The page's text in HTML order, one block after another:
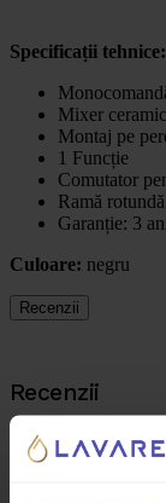
Specificații tehnice:
Mixer
Montaj pe
1 Funcție
Comutator
Ramă rotundă
Garanție: 3
Culoare: negru
Recenzii
Recenzii
Nu există recenzii